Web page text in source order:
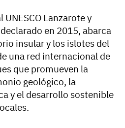
Lanzarote y
en 2015, abarca
insular y los islotes del
una red internacional de
que promueven la
geológico, la
y el desarrollo sostenible